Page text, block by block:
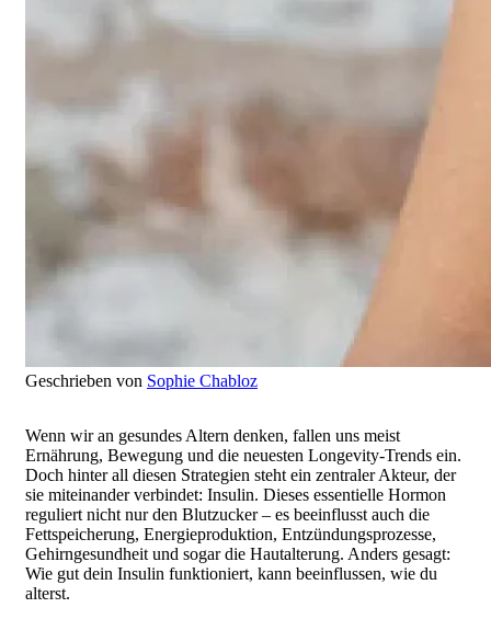
Geschrieben von Sophie Chabloz
Wenn wir an gesundes Altern denken, fallen uns meist
Ernährung, Bewegung und die neuesten Longevity-Trends ein.
Doch hinter all diesen Strategien steht ein zentraler Akteur, der
sie miteinander verbindet: Insulin. Dieses essentielle Hormon
reguliert nicht nur den Blutzucker – es beeinflusst auch die
Fettspeicherung, Energieproduktion, Entzündungsprozesse,
Gehirngesundheit und sogar die Hautalterung. Anders gesagt:
Wie gut dein Insulin funktioniert, kann beeinflussen, wie du
alterst.